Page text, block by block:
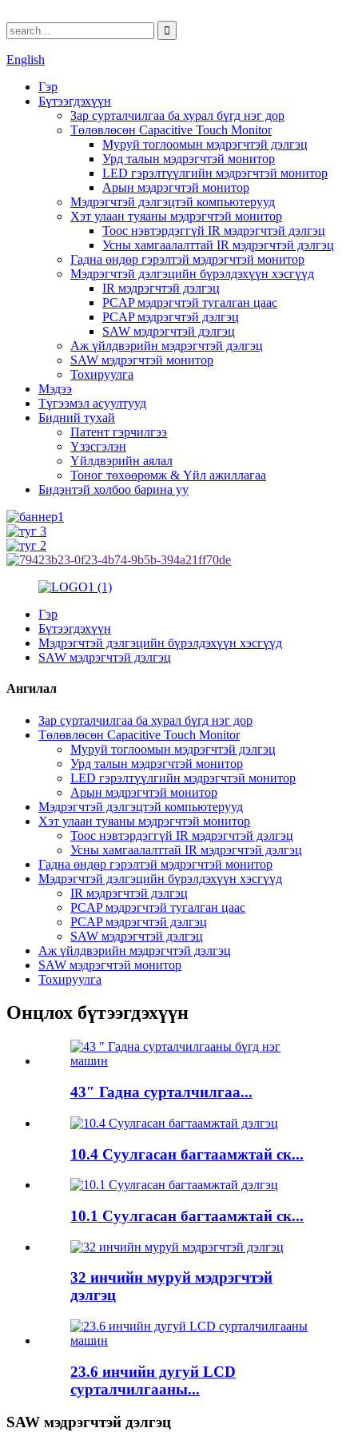
English
Гэр
Бүтээгдэхүүн
Зар сурталчилгаа ба хурал бүгд нэг дор
Төлөвлөсөн Capacitive Touch Monitor
Муруй тоглоомын мэдрэгчтэй дэлгэц
Урд талын мэдрэгчтэй монитор
LED гэрэлтүүлгийн мэдрэгчтэй монитор
Арын мэдрэгчтэй монитор
Мэдрэгчтэй дэлгэцтэй компьютерууд
Хэт улаан туяаны мэдрэгчтэй монитор
Тоос нэвтэрдэггүй IR мэдрэгчтэй дэлгэц
Усны хамгаалалттай IR мэдрэгчтэй дэлгэц
Гадна өндөр гэрэлтэй мэдрэгчтэй монитор
Мэдрэгчтэй дэлгэцийн бүрэлдэхүүн хэсгүүд
IR мэдрэгчтэй дэлгэц
PCAP мэдрэгчтэй тугалган цаас
PCAP мэдрэгчтэй дэлгэц
SAW мэдрэгчтэй дэлгэц
Аж үйлдвэрийн мэдрэгчтэй дэлгэц
SAW мэдрэгчтэй монитор
Тохируулга
Мэдээ
Түгээмэл асуултууд
Бидний тухай
Патент гэрчилгээ
Үзэсгэлэн
Үйлдвэрийн аялал
Тоног төхөөрөмж & Үйл ажиллагаа
Бидэнтэй холбоо барина уу
Гэр
Бүтээгдэхүүн
Мэдрэгчтэй дэлгэцийн бүрэлдэхүүн хэсгүүд
SAW мэдрэгчтэй дэлгэц
Ангилал
Зар сурталчилгаа ба хурал бүгд нэг дор
Төлөвлөсөн Capacitive Touch Monitor
Муруй тоглоомын мэдрэгчтэй дэлгэц
Урд талын мэдрэгчтэй монитор
LED гэрэлтүүлгийн мэдрэгчтэй монитор
Арын мэдрэгчтэй монитор
Мэдрэгчтэй дэлгэцтэй компьютерууд
Хэт улаан туяаны мэдрэгчтэй монитор
Тоос нэвтэрдэггүй IR мэдрэгчтэй дэлгэц
Усны хамгаалалттай IR мэдрэгчтэй дэлгэц
Гадна өндөр гэрэлтэй мэдрэгчтэй монитор
Мэдрэгчтэй дэлгэцийн бүрэлдэхүүн хэсгүүд
IR мэдрэгчтэй дэлгэц
PCAP мэдрэгчтэй тугалган цаас
PCAP мэдрэгчтэй дэлгэц
SAW мэдрэгчтэй дэлгэц
Аж үйлдвэрийн мэдрэгчтэй дэлгэц
SAW мэдрэгчтэй монитор
Тохируулга
Онцлох бүтээгдэхүүн
43″ Гадна сурталчилгаа...
10.4 Суулгасан багтаамжтай ск...
10.1 Суулгасан багтаамжтай ск...
32 инчийн муруй мэдрэгчтэй
дэлгэц
23.6 инчийн дугуй LCD
сурталчилгааны...
SAW мэдрэгчтэй дэлгэц